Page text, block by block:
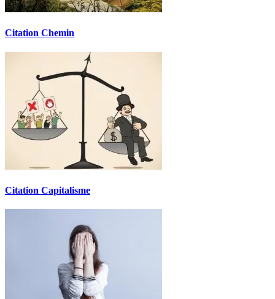
Citation Chemin
Citation Capitalisme